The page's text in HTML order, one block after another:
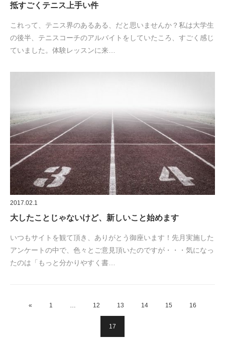
抵すごくテニス上手い件
これって、テニス界のあるある、だと思いませんか？私は大学生
の後半、テニスコーチのアルバイトをしていたころ、すごく感じ
ていました。体験レッスンに来…
2017.02.1
大したことじゃないけど、新しいこと始めます
いつもサイトを観て頂き、ありがとう御座います！先月実施した
アンケートの中で、色々とご意見頂いたのですが・・・気になっ
たのは「もっと分かりやすく書…
« 1 … 12 13 14 15 16
17